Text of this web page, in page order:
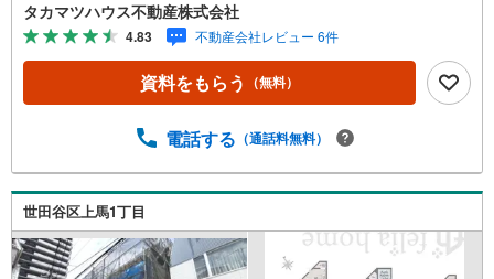
級ランク「3」取得、地盤調査済。 ホームインスペクショ
ン（建物状況調査）も実施予定です。・ガス衣類乾燥機
「乾太くん」を完備。大きく整った区画とゆとりある街路
が広がり、落ち着きと品格を感じさせる世田谷区弦巻。建
勾配天井により、南東角地を思わせる圧倒的な開放感と豊
65日家中を快適な温度に保つ全館空調「エアロテック」を
採用
タカマツハウス不動産株式会社
4.83 不動産会社レビュー 6件
資料をもらう （無料）
電話する （通話料無料）
世田谷区上馬1丁目